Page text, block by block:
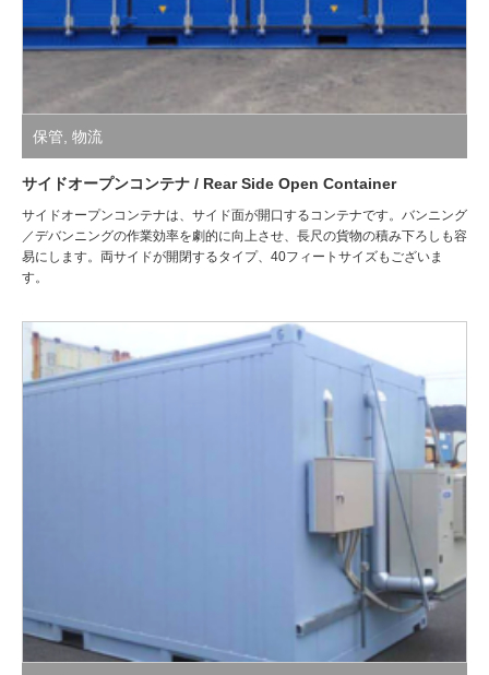
保管 物流
サイドオープンコンテナ / Rear Side Open Container
サイドオープンコンテナは、サイド面が開口するコンテナです。バンニング
／デバンニングの作業効率を劇的に向上させ、長尺の貨物の積み下ろしも容
易にします。両サイドが開閉するタイプ、40フィートサイズもございま
す。